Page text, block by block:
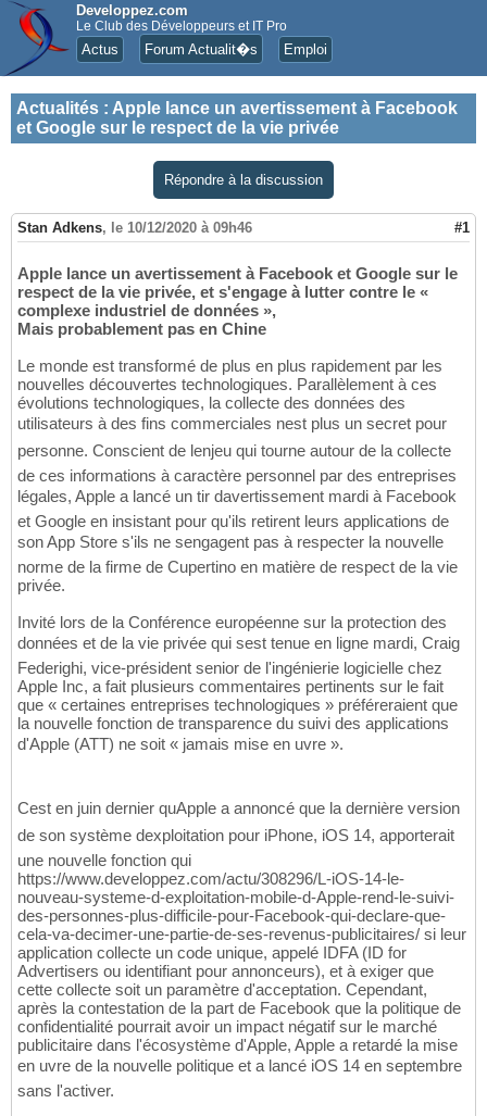
Developpez.com
Le Club des Développeurs et IT Pro
Actus Forum Actualit�s Emploi
Actualités : Apple lance un avertissement à Facebook
et Google sur le respect de la vie privée
Répondre à la discussion
Stan Adkens, le 10/12/2020 à 09h46 #1
Apple lance un avertissement à Facebook et Google sur le
respect de la vie privée, et s'engage à lutter contre le «
complexe industriel de données »,
Mais probablement pas en Chine
Le monde est transformé de plus en plus rapidement par les
nouvelles découvertes technologiques. Parallèlement à ces
évolutions technologiques, la collecte des données des
utilisateurs à des fins commerciales nest plus un secret pour
personne. Conscient de lenjeu qui tourne autour de la collecte
de ces informations à caractère personnel par des entreprises
légales, Apple a lancé un tir davertissement mardi à Facebook
et Google en insistant pour qu'ils retirent leurs applications de
son App Store s'ils ne sengagent pas à respecter la nouvelle
norme de la firme de Cupertino en matière de respect de la vie
privée.
Invité lors de la Conférence européenne sur la protection des
données et de la vie privée qui sest tenue en ligne mardi, Craig
Federighi, vice-président senior de l'ingénierie logicielle chez
Apple Inc, a fait plusieurs commentaires pertinents sur le fait
que « certaines entreprises technologiques » préféreraient que
la nouvelle fonction de transparence du suivi des applications
d'Apple (ATT) ne soit « jamais mise en uvre ».
Cest en juin dernier quApple a annoncé que la dernière version
de son système dexploitation pour iPhone, iOS 14, apporterait
une nouvelle fonction qui
https://www.developpez.com/actu/308296/L-iOS-14-le-
nouveau-systeme-d-exploitation-mobile-d-Apple-rend-le-suivi-
des-personnes-plus-difficile-pour-Facebook-qui-declare-que-
cela-va-decimer-une-partie-de-ses-revenus-publicitaires/ si leur
application collecte un code unique, appelé IDFA (ID for
Advertisers ou identifiant pour annonceurs), et à exiger que
cette collecte soit un paramètre d'acceptation. Cependant,
après la contestation de la part de Facebook que la politique de
confidentialité pourrait avoir un impact négatif sur le marché
publicitaire dans l'écosystème d'Apple, Apple a retardé la mise
en uvre de la nouvelle politique et a lancé iOS 14 en septembre
sans l'activer.